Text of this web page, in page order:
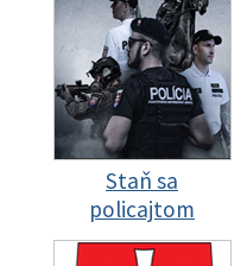
Staň sa
policajtom